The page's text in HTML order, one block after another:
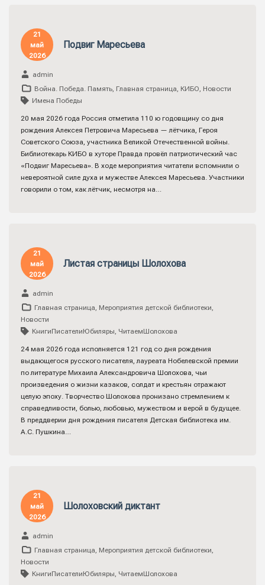
21
май
2026
Подвиг Маресьева
admin
Война. Победа. Память, Главная страница, КИБО, Новости
Имена Победы
20 мая 2026 года Россия отметила 110 ю годовщину со дня
рождения Алексея Петровича Маресьева — лётчика, Героя
Советского Союза, участника Великой Отечественной войны.
Библиотекарь КИБО в хуторе Правда провёл патриотический час
«Подвиг Маресьева». В ходе мероприятия читатели вспомнили о
невероятной силе духа и мужестве Алексея Маресьева. Участники
говорили о том, как лётчик, несмотря на…
21
май
2026
Листая страницы Шолохова
admin
Главная страница, Мероприятия детской библиотеки,
Новости
КнигиПисателиЮбиляры, ЧитаемШолохова
24 мая 2026 года исполняется 121 год со дня рождения
выдающегося русского писателя, лауреата Нобелевской премии
по литературе Михаила Александровича Шолохова, чьи
произведения о жизни казаков, солдат и крестьян отражают
целую эпоху. Творчество Шолохова пронизано стремлением к
справедливости, болью, любовью, мужеством и верой в будущее.
В преддверии дня рождения писателя Детская библиотека им.
А.С. Пушкина…
21
май
2026
Шолоховский диктант
admin
Главная страница, Мероприятия детской библиотеки,
Новости
КнигиПисателиЮбиляры, ЧитаемШолохова